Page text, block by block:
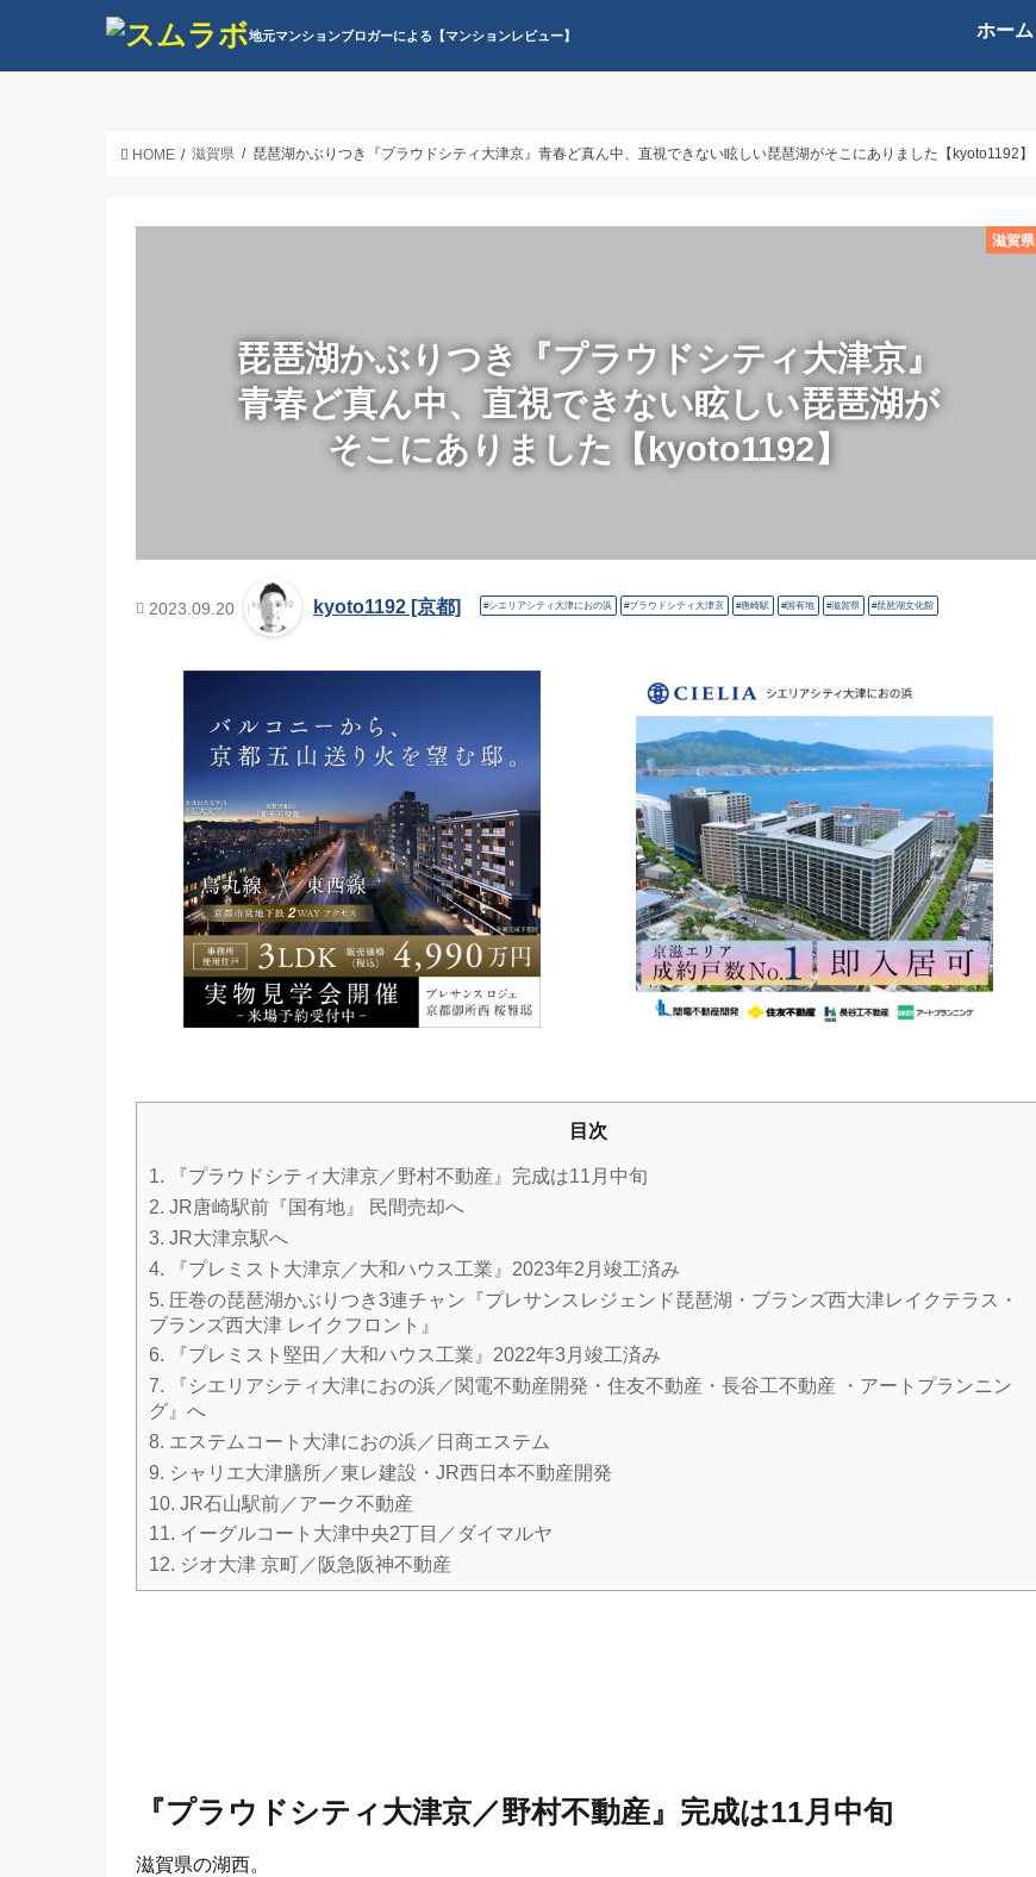
地元マンションブロガーによる【マンションレビュー】
ホーム
HOME 滋賀県 琵琶湖かぶりつき『プラウドシティ大津京』青春ど真ん中、直視できない眩しい琵琶湖がそこにありました【kyoto1192】
琵琶湖かぶりつき『プラウドシティ大津京』
青春ど真ん中、直視できない眩しい琵琶湖が
そこにありました【kyoto1192】
滋賀県
2023.09.20 kyoto1192 [京都] シエリアシティ大津におの浜 プラウドシティ大津京 唐崎駅 国有地 滋賀県 琵琶湖文化館
目次
1. 『プラウドシティ大津京／野村不動産』完成は11月中旬
2. JR唐崎駅前『国有地』 民間売却へ
3. JR大津京駅へ
4. 『プレミスト大津京／大和ハウス工業』2023年2月竣工済み
5. 圧巻の琵琶湖かぶりつき3連チャン『プレサンスレジェンド琵琶湖・ブランズ西大津レイクテラス・
ブランズ西大津 レイクフロント』
6. 『プレミスト堅田／大和ハウス工業』2022年3月竣工済み
7. 『シエリアシティ大津におの浜／関電不動産開発・住友不動産・長谷工不動産 ・アートプランニン
グ』へ
8. エステムコート大津におの浜／日商エステム
9. シャリエ大津膳所／東レ建設・JR西日本不動産開発
10. JR石山駅前／アーク不動産
11. イーグルコート大津中央2丁目／ダイマルヤ
12. ジオ大津 京町／阪急阪神不動産
『プラウドシティ大津京／野村不動産』 完成は11月中旬
滋賀県の湖西。